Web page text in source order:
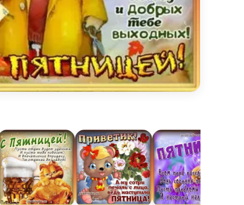
пятницей и котенком с букетом